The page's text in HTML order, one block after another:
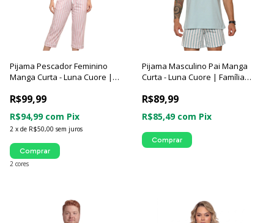
Pijama Pescador Feminino
Manga Curta - Luna Cuore |
R$99,99
2 x de R$50,00 sem juros
R$94,99 com Pix
2 cores
Comprar
Pijama Masculino Pai Manga
Curta - Luna Cuore | Família
R$89,99
R$85,49 com Pix
Comprar